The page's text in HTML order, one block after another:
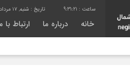
9:31:22 تاریخ : شنبه, ۱۷ مرداد , ۱۴۰۵
خانه درباره ما ارتباط با